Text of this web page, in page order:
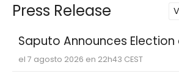
Press Release
Saputo Announces
el 7 agosto 2026 en 22h43 CEST